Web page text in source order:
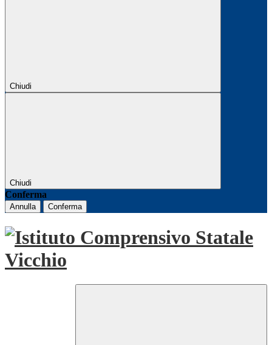
Chiudi
Chiudi
Conferma
Annulla Conferma